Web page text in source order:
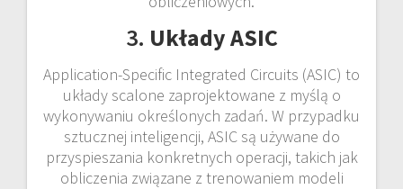
3. Układy ASIC
Application-Specific Integrated Circuits (ASIC) to
układy scalone zaprojektowane z myślą o
wykonywaniu określonych zadań. W przypadku
sztucznej inteligencji, ASIC są używane do
przyspieszania konkretnych operacji, takich jak
obliczenia związane z trenowaniem modeli